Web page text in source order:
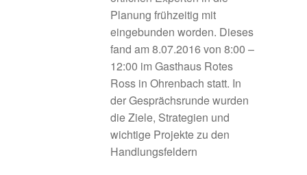
Beispiele aus der Praxis
Betreibermodelle
Bürgerbus Region Rothenburg
Das Regionalbudget
Der Weg zur Hausarztpraxis
Planung frühzeitig mit
eingebunden worden. Dieses
fand am 8.07.2016 von 8:00 –
12:00 im Gasthaus Rotes
Ross in Ohrenbach statt. In
der Gesprächsrunde wurden
die Ziele, Strategien und
wichtige Projekte zu den
Handlungsfeldern